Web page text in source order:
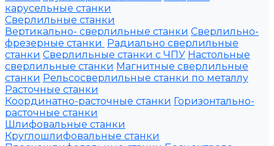
карусельные станки
Сверлильные станки
Вертикально- сверлильные станки Сверлильно-
фрезерные станки Радиально сверлильные
станки Сверлильные станки с ЧПУ Настольные
сверлильные станки Магнитные сверлильные
станки Рельсосверлильные станки по металлу
Расточные станки
Координатно-расточные станки Горизонтально-
расточные станки
Шлифовальные станки
Круглошлифовальные станки